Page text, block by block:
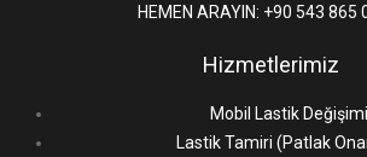
HEMEN ARAYIN: +90 543 865
Hizmetlerimiz
Mobil Lastik Değişimi
Lastik Tamiri (Patlak